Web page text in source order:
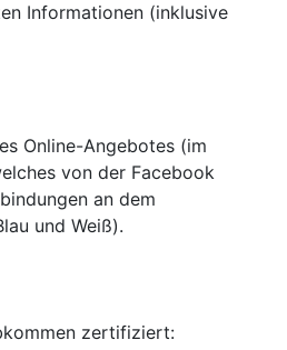
Informationen (inklusive
Online-Angebotes (im
von der Facebook
an dem
und Weiß).
zertifiziert: